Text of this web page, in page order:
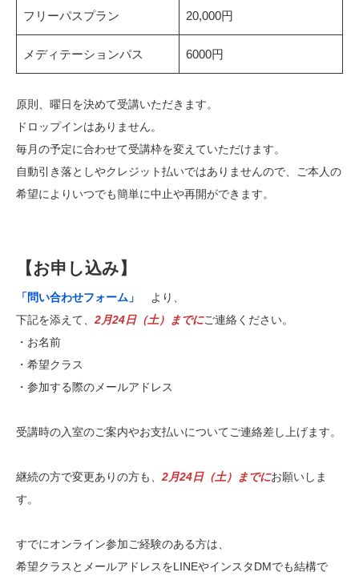
フリーパスプラン 20,000円
メディテーションパス 6000円
原則、曜日を決めて受講いただきます。
ドロップインはありません。
毎月の予定に合わせて受講枠を変えていただけます。
自動引き落としやクレジット払いではありませんので、ご本人の
希望によりいつでも簡単に中止や再開ができます。
【お申し込み】
「問い合わせフォーム」
より、
下記を添えて、 2月24日（土）までにご連絡ください。
・お名前
・希望クラス
・参加する際のメールアドレス
受講時の入室のご案内やお支払いについてご連絡差し上げます。
継続の方で変更ありの方も、 2月24日（土）までにお願いしま
す。
すでにオンライン参加ご経験のある方は、
希望クラスとメールアドレスをLINEやインスタDMでも結構で